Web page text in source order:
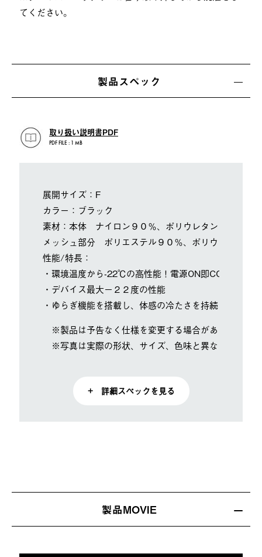
てください。
製品スペック
取り扱い説明書PDF
PDF FILE : 1 MB
展開サイズ：F
カラー：ブラック
素材：本体 ナイロン９０％、ポリウレタン１０％
メッシュ部分 ポリエステル９０％、ポリウレタン１
性能/特長：
・環境温度から-22℃の高性能！電源ON即COOLな冷
・デバイス最大－２２度の性能
・ゆらぎ機能を搭載し、体感の冷たさを持続
※製品は予告なく仕様を変更する場合があります。
※写真は実際の形状、サイズ、色味と異なる場合が
+ 詳細スペックを見る
製品MOVIE